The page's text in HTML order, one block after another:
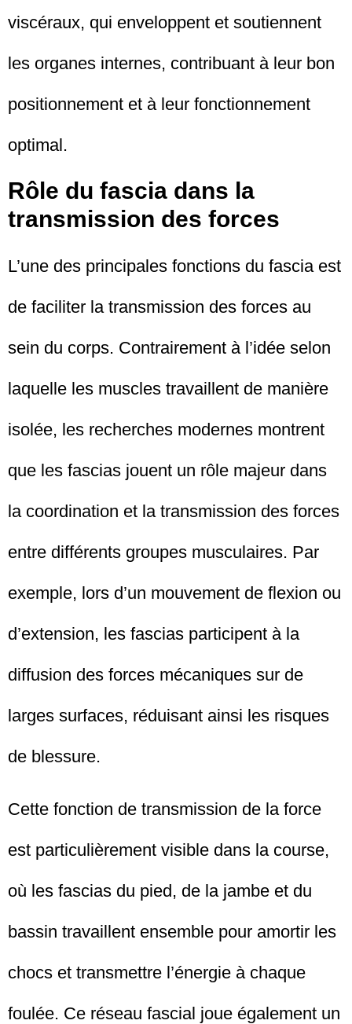
viscéraux, qui enveloppent et soutiennent
les organes internes, contribuant à leur bon
positionnement et à leur fonctionnement
optimal.
Rôle du fascia dans la
transmission des forces
L’une des principales fonctions du fascia est
de faciliter la transmission des forces au
sein du corps. Contrairement à l’idée selon
laquelle les muscles travaillent de manière
isolée, les recherches modernes montrent
que les fascias jouent un rôle majeur dans
la coordination et la transmission des forces
entre différents groupes musculaires. Par
exemple, lors d’un mouvement de flexion ou
d’extension, les fascias participent à la
diffusion des forces mécaniques sur de
larges surfaces, réduisant ainsi les risques
de blessure.
Cette fonction de transmission de la force
est particulièrement visible dans la course,
où les fascias du pied, de la jambe et du
bassin travaillent ensemble pour amortir les
chocs et transmettre l’énergie à chaque
foulée. Ce réseau fascial joue également un